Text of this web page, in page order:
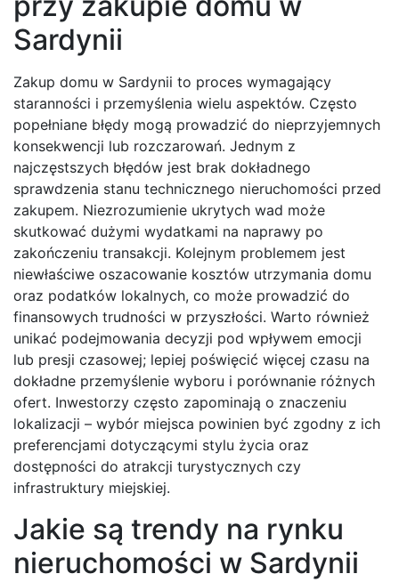
Sardynii
Zakup domu w Sardynii to proces wymagający
staranności i przemyślenia wielu aspektów. Często
popełniane błędy mogą prowadzić do nieprzyjemnych
konsekwencji lub rozczarowań. Jednym z
najczęstszych błędów jest brak dokładnego
sprawdzenia stanu technicznego nieruchomości przed
zakupem. Niezrozumienie ukrytych wad może
skutkować dużymi wydatkami na naprawy po
zakończeniu transakcji. Kolejnym problemem jest
niewłaściwe oszacowanie kosztów utrzymania domu
oraz podatków lokalnych, co może prowadzić do
finansowych trudności w przyszłości. Warto również
unikać podejmowania decyzji pod wpływem emocji
lub presji czasowej; lepiej poświęcić więcej czasu na
dokładne przemyślenie wyboru i porównanie różnych
ofert. Inwestorzy często zapominają o znaczeniu
lokalizacji – wybór miejsca powinien być zgodny z ich
preferencjami dotyczącymi stylu życia oraz
dostępności do atrakcji turystycznych czy
infrastruktury miejskiej.
Jakie są trendy na rynku
nieruchomości w Sardynii